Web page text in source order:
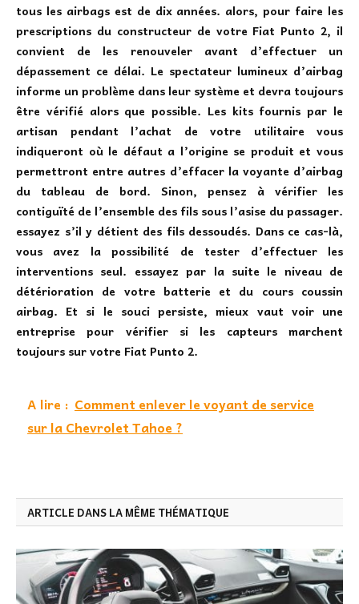
tous les airbags est de dix années. alors, pour faire les
prescriptions du constructeur de votre Fiat Punto 2, il
convient de les renouveler avant d’effectuer un
dépassement ce délai. Le spectateur lumineux d’airbag
informe un problème dans leur système et devra toujours
être vérifié alors que possible. Les kits fournis par le
artisan pendant l’achat de votre utilitaire vous
indiqueront où le défaut a l’origine se produit et vous
permettront entre autres d’effacer la voyante d’airbag
du tableau de bord. Sinon, pensez à vérifier les
contiguïté de l’ensemble des fils sous l’asise du passager.
essayez s’il y détient des fils dessoudés. Dans ce cas-là,
vous avez la possibilité de tester d’effectuer les
interventions seul. essayez par la suite le niveau de
détérioration de votre batterie et du cours coussin
airbag. Et si le souci persiste, mieux vaut voir une
entreprise pour vérifier si les capteurs marchent
toujours sur votre Fiat Punto 2.
A lire : Comment enlever le voyant de service
sur la Chevrolet Tahoe ?
ARTICLE DANS LA MÊME THÉMATIQUE